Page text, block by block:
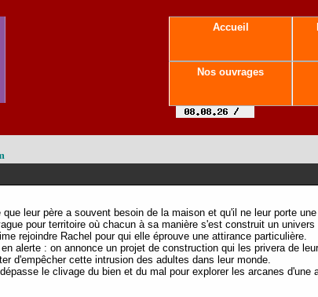
Accueil
Nos ouvrages
que leur père a souvent besoin de la maison et qu'il ne leur porte
pour territoire où chacun à sa manière s'est construit un univers
rejoindre Rachel pour qui elle éprouve une attirance particulière.
alerte : on annonce un projet de construction qui les privera de
d'empêcher cette intrusion des adultes dans leur monde.
le clivage du bien et du mal pour explorer les arcanes d'une